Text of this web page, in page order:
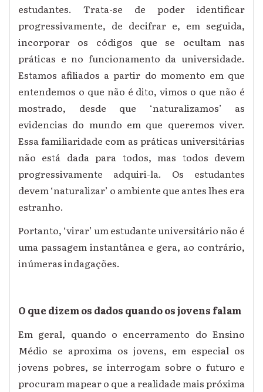
estudantes. Trata-se de poder identificar
progressivamente, de decifrar e, em seguida,
incorporar os códigos que se ocultam nas
práticas e no funcionamento da universidade.
Estamos afiliados a partir do momento em que
entendemos o que não é dito, vimos o que não é
mostrado, desde que ‘naturalizamos’ as
evidencias do mundo em que queremos viver.
Essa familiaridade com as práticas universitárias
não está dada para todos, mas todos devem
progressivamente adquiri-la. Os estudantes
devem ‘naturalizar’ o ambiente que antes lhes era
estranho.
Portanto, ‘virar’ um estudante universitário não é
uma passagem instantânea e gera, ao contrário,
inúmeras indagações.
O que dizem os dados quando os jovens falam
Em geral, quando o encerramento do Ensino
Médio se aproxima os jovens, em especial os
jovens pobres, se interrogam sobre o futuro e
procuram mapear o que a realidade mais próxima